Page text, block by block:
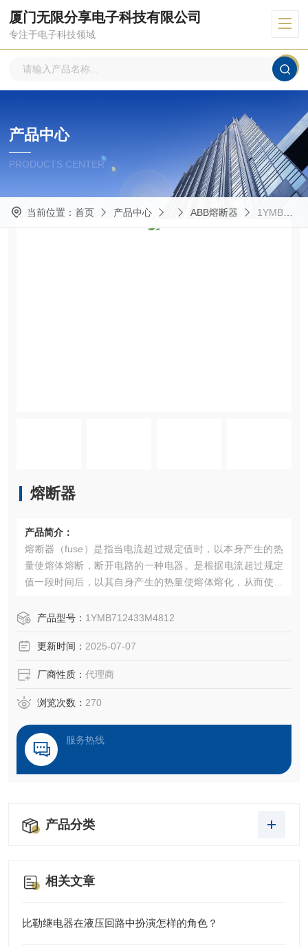
厦门无限分享电子科技有限公司
专注于电子科技领域
产品中心
PRODUCTS CENTER
当前位置： 首页 产品中心 ABB熔断器 1YMB712433M4812熔断器
熔断器
产品简介：
熔断器（fuse）是指当电流超过规定值时，以本身产生的热
量使熔体熔断，断开电路的一种电器。是根据电流超过规定
值一段时间后，以其自身产生的热量使熔体熔化，从而使电
高低压配电系统和控制系统以及用电设备中，作为短路和过
产品型号： 1YMB712433M4812
更新时间： 2025-07-07
厂商性质： 代理商
浏览次数： 270
服务热线
产品分类
相关文章
比勒继电器在液压回路中扮演怎样的角色？